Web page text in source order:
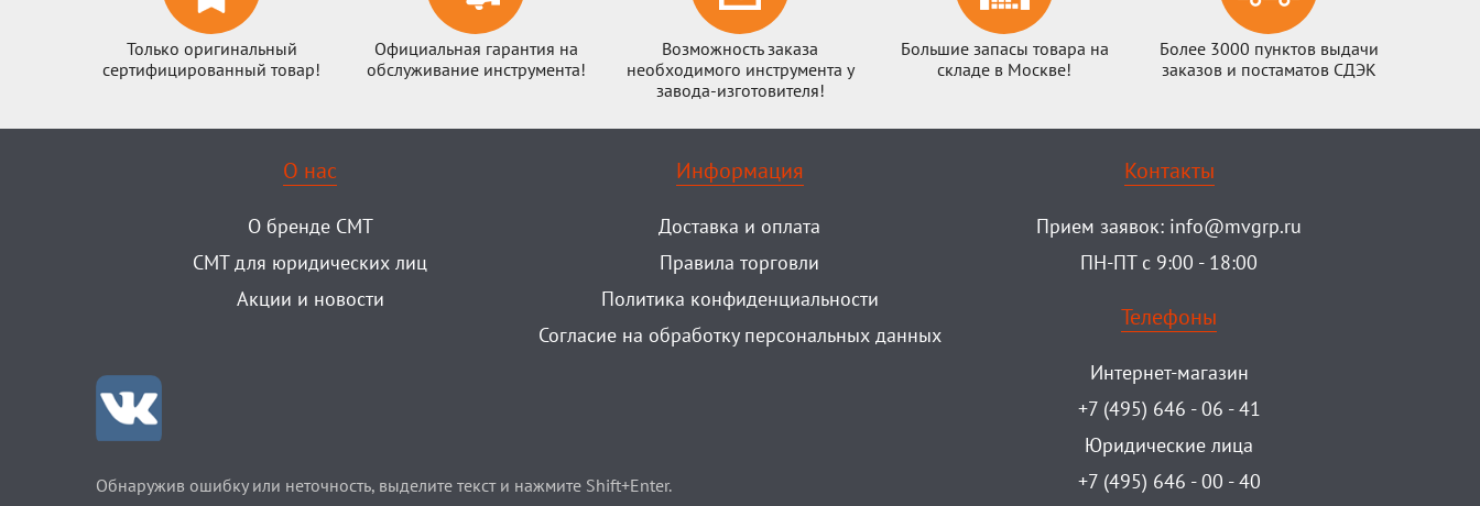
Только оригинальный
сертифицированный товар!
Официальная гарантия на
обслуживание инструмента!
Возможность заказа
необходимого инструмента у
завода-изготовителя!
Большие запасы товара на
складе в Москве!
Более 3000 пунктов выдачи
заказов и постаматов СДЭК
О нас
О бренде CMT
CMT для юридических лиц
Акции и новости
Информация
Доставка и оплата
Правила торговли
Политика конфиденциальности
Согласие на обработку персональных данных
Контакты
Прием заявок: info@mvgrp.ru
ПН-ПТ с 9:00 - 18:00
Телефоны
Интернет-магазин
+7 (495) 646 - 06 - 41
Юридические лица
+7 (495) 646 - 00 - 40
Обнаружив ошибку или неточность, выделите текст и нажмите Shift+Enter.